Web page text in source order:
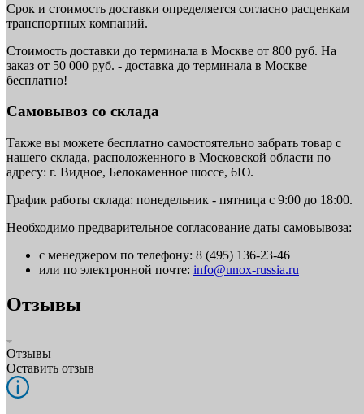
Срок и стоимость доставки определяется согласно расценкам
транспортных компаний.
Стоимость доставки до терминала в Москве от 800 руб. На
заказ от 50 000 руб. - доставка до терминала в Москве
бесплатно!
Самовывоз со склада
Также вы можете бесплатно самостоятельно забрать товар с
нашего склада, расположенного в Московской области по
адресу: г. Видное, Белокаменное шоссе, 6Ю.
График работы склада: понедельник - пятница с 9:00 до 18:00.
Необходимо предварительное согласование даты самовывоза:
с менеджером по телефону: 8 (495) 136-23-46
или по электронной почте: info@unox-russia.ru
Отзывы
Отзывы
Оставить отзыв